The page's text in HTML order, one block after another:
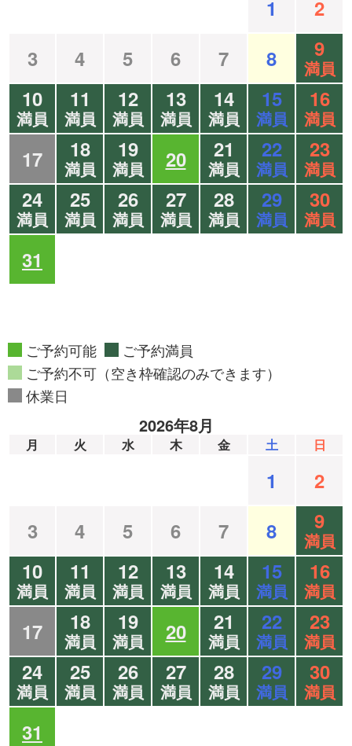
1
2
3
4 5 6 7 8 9
満員
10
満員
11
満員
12
満員
13
満員
14
満員
15
満員
16
満員
17 18
満員
19
満員 20 21
満員
22
満員
23
満員
24
満員
25
満員
26
満員
27
満員
28
満員
29
満員
30
満員
31
ご予約可能
ご予約満員
ご予約不可（空き枠確認のみできます）
休業日
2026年8月
月 火 水 木 金 土 日
1
2
3
4 5 6 7 8 9
満員
10
満員
11
満員
12
満員
13
満員
14
満員
15
満員
16
満員
17 18
満員
19
満員 20 21
満員
22
満員
23
満員
24
満員
25
満員
26
満員
27
満員
28
満員
29
満員
30
満員
31